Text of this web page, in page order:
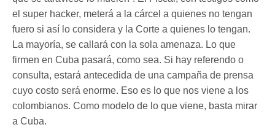
el super hacker, meterá a la cárcel a quienes no tengan
fuero si así lo considera y la Corte a quienes lo tengan.
La mayoría, se callará con la sola amenaza. Lo que
firmen en Cuba pasará, como sea. Si hay referendo o
consulta, estará antecedida de una campaña de prensa
cuyo costo será enorme. Eso es lo que nos viene a los
colombianos. Como modelo de lo que viene, basta mirar
a Cuba.